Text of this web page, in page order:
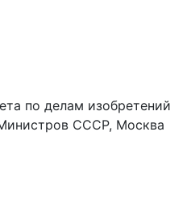
по делам изобретений
СССР, Москва